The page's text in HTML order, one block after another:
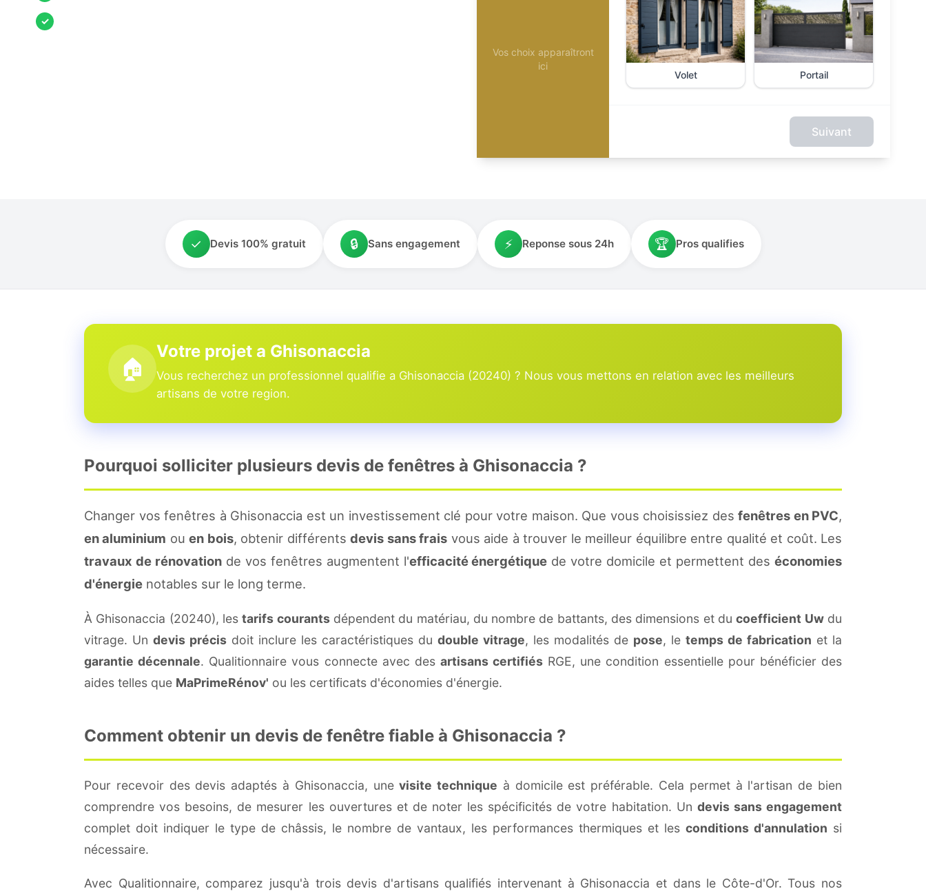
✓
Vos choix apparaîtront
ici
Volet Portail
Suivant
✓ Devis 100% gratuit 🔒 Sans engagement ⚡ Reponse sous 24h 🏆 Pros qualifies
🏠
Votre projet a Ghisonaccia
Vous recherchez un professionnel qualifie a Ghisonaccia (20240) ? Nous vous mettons en relation avec les meilleurs
artisans de votre region.
Pourquoi solliciter plusieurs devis de fenêtres à Ghisonaccia ?
Changer vos fenêtres à Ghisonaccia est un investissement clé pour votre maison. Que vous choisissiez des fenêtres en PVC,
en aluminium ouen bois, obtenir différentsdevis sans frais vous aide à trouver le meilleur équilibre entre qualité et coût. Les
travaux de rénovationde vos fenêtres augmentent l'efficacité énergétique de votre domicile et permettent deséconomies
d'énergie notables sur le long terme.
À Ghisonaccia (20240), lestarifs courantsdépendent du matériau, du nombre de battants, des dimensions et ducoefficient Uwdu
vitrage. Un devis précis doit inclure les caractéristiques du double vitrage, les modalités de pose, le temps de fabrication et la
garantie décennale. Qualitionnaire vous connecte avec des artisans certifiés RGE, une condition essentielle pour bénéficier des
aides telles que MaPrimeRénov' ou les certificats d'économies d'énergie.
Comment obtenir un devis de fenêtre fiable à Ghisonaccia ?
Pour recevoir des devis adaptés à Ghisonaccia, unevisite technique à domicile est préférable. Cela permet à l'artisan de bien
comprendre vos besoins, de mesurer les ouvertures et de noter les spécificités de votre habitation. Un devis sans engagement
complet doit indiquer le type de châssis, le nombre de vantaux, les performances thermiques et les conditions d'annulation si
nécessaire.
Avec Qualitionnaire, comparez jusqu'à trois devis d'artisans qualifiés intervenant à Ghisonaccia et dans le Côte-d'Or. Tous nos